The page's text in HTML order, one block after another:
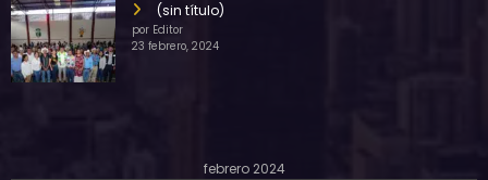
(sin título)
por Editor
23 febrero, 2024
febrero 2024